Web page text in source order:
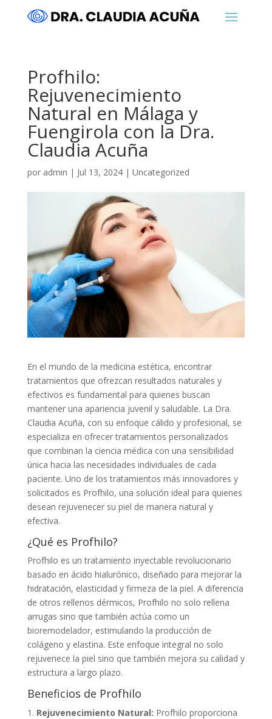
Profhilo:
Rejuvenecimiento
Natural en Málaga y
Fuengirola con la Dra.
Claudia Acuña
por admin | Jul 13, 2024| Uncategorized
En el mundo de la medicina estética, encontrar
tratamientos que ofrezcan resultados naturales y
efectivos es fundamental para quienes buscan
mantener una apariencia juvenil y saludable. La Dra.
Claudia Acuña, con su enfoque cálido y profesional, se
especializa en ofrecer tratamientos personalizados
que combinan la ciencia médica con una sensibilidad
única hacia las necesidades individuales de cada
paciente. Uno de los tratamientos más innovadores y
solicitados es Profhilo, una solución ideal para quienes
desean rejuvenecer su piel de manera natural y
efectiva.
¿Qué es Profhilo?
Profhilo es un tratamiento inyectable revolucionario
basado en ácido hialurónico, diseñado para mejorar la
hidratación, elasticidad y firmeza de la piel. A diferencia
de otros rellenos dérmicos, Profhilo no solo rellena
arrugas sino que también actúa como un
bioremodelador, estimulando la producción de
colágeno y elastina. Este enfoque integral no solo
rejuvenece la piel sino que también mejora su calidad y
estructura a largo plazo.
Beneficios de Profhilo
Rejuvenecimiento Natural: Profhilo proporciona